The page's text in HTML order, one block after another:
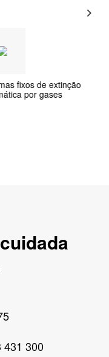
fixos de extinção
por gases
431 300